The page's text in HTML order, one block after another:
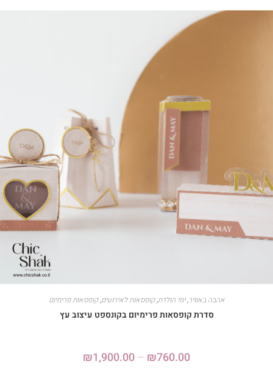
אהבה באוויר,ימי הולדת,קופסאות לאירועים,קופסאות פרימיום
סדרת קופסאות פרימיום בקונספט עיצוב עץ
₪760.00
–
₪1,900.00